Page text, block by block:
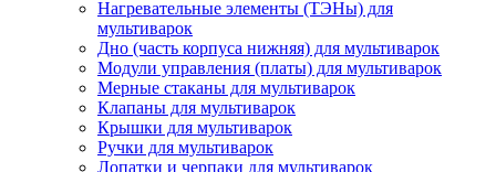
Нагревательные элементы (ТЭНы) для
мультиварок
Дно (часть корпуса нижняя) для мультиварок
Модули управления (платы) для мультиварок
Мерные стаканы для мультиварок
Клапаны для мультиварок
Крышки для мультиварок
Ручки для мультиварок
Лопатки и черпаки для мультиварок